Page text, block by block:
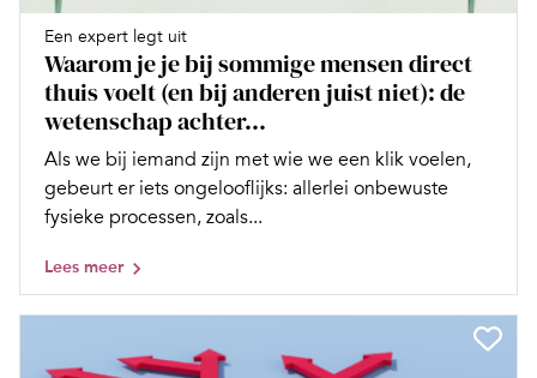
Een expert legt uit
Waarom je je bij sommige mensen direct
thuis voelt (en bij anderen juist niet): de
wetenschap achter...
Als we bij iemand zijn met wie we een klik voelen,
gebeurt er iets ongelooflijks: allerlei onbewuste
fysieke processen, zoals...
Lees meer